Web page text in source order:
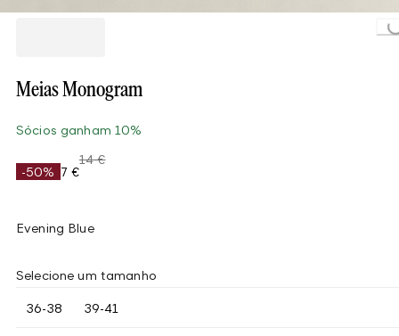
Loading...
Meias Monogram
Sócios ganham 10%
-50% 7 €
14 €
Evening Blue
Selecione um tamanho
36-38 39-41